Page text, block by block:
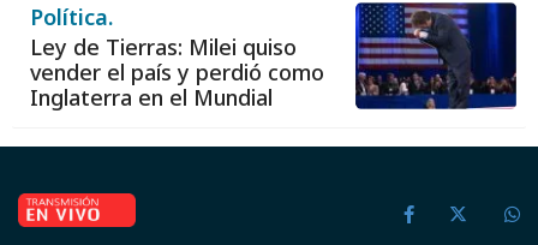
Política.
Ley de Tierras: Milei quiso
vender el país y perdió como
Inglaterra en el Mundial